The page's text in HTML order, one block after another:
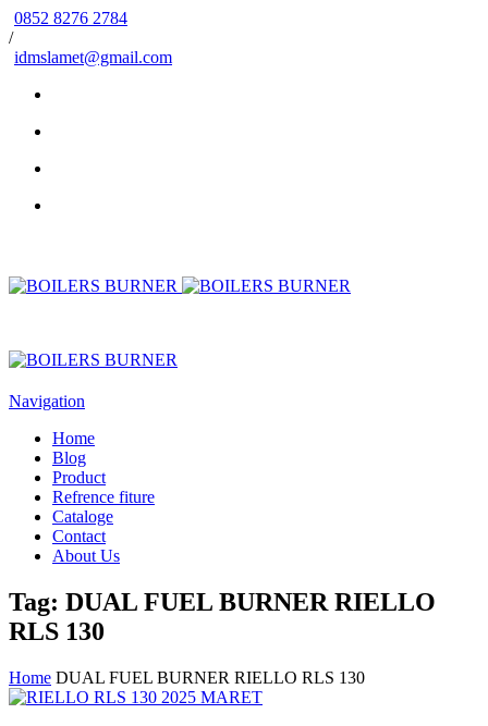
0852 8276 2784
/
idmslamet@gmail.com
Navigation
Home
Blog
Product
Refrence fiture
Cataloge
Contact
About Us
Tag: DUAL FUEL BURNER RIELLO
RLS 130
Home DUAL FUEL BURNER RIELLO RLS 130